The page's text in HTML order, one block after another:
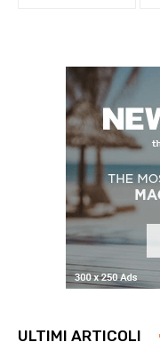
ULTIMI ARTICOLI